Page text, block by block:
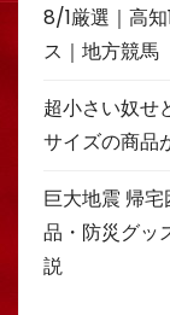
8/1厳選｜高
ス｜地方競馬
超小さい奴せ
サイズの商品
巨大地震 帰
品・防災グッ
説